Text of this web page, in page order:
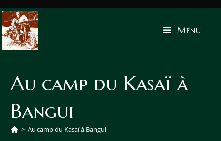
Menu
Au camp du Kasaï à
Bangui
> Au camp du Kasaï à Bangui